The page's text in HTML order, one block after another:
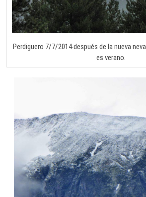
Perdiguero 7/7/2014 después de la nueva
es verano.